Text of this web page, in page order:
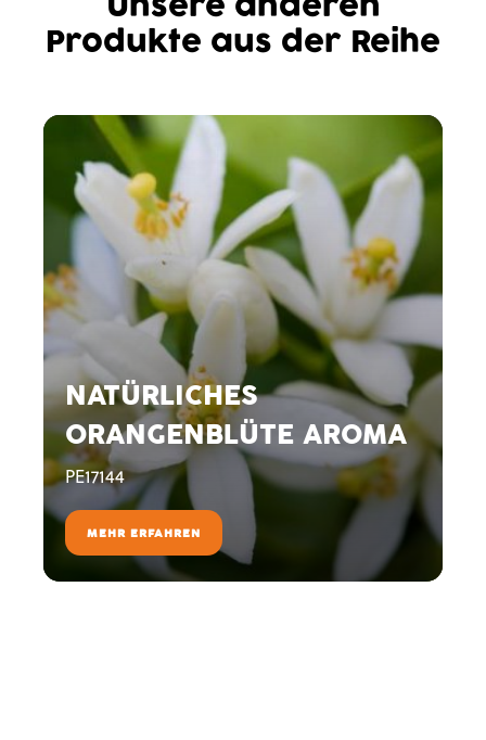
Produkte aus der Reihe
NATÜRLICHES
ORANGENBLÜTE AROMA
PE17144
MEHR ERFAHREN